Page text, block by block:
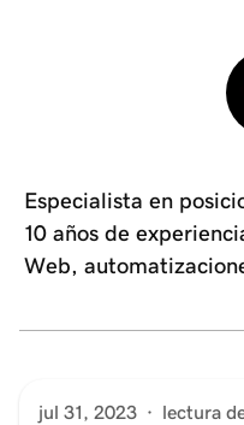
Especialista en
10 años de
Web,
jul 31, 2023 · lectura